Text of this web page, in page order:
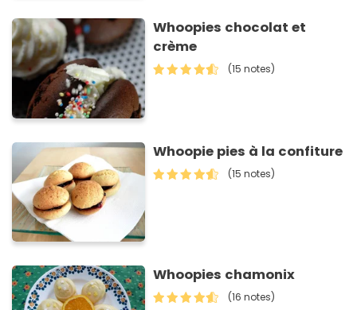
Whoopies chocolat et
crème
(15 notes)
Whoopie pies à la confiture
(15 notes)
Whoopies chamonix
(16 notes)